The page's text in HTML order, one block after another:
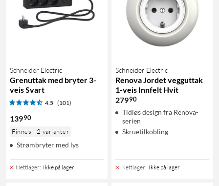
Schneider Electric
Grenuttak med bryter 3-
veis Svart
4.5 (101)
13990
Finnes i 2 varianter
Strømbryter med lys
Nettlager: Ikke på lager
Schneider Electric
Renova Jordet vegguttak
1-veis Innfelt Hvit
27990
Tidløs design fra Renova-
serien
Skruetilkobling
Nettlager: Ikke på lager